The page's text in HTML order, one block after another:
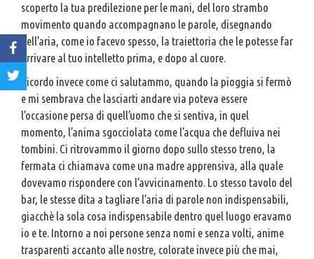
scoperto la tua predilezione per le mani, del loro strambo
movimento quando accompagnano le parole, disegnando
nell’aria, come io facevo spesso, la traiettoria che le potesse far
arrivare al tuo intelletto prima, e dopo al cuore.
Ricordo invece come ci salutammo, quando la pioggia si fermò
e mi sembrava che lasciarti andare via poteva essere
l’occasione persa di quell’uomo che si sentiva, in quel
momento, l’anima sgocciolata come l’acqua che defluiva nei
tombini. Ci ritrovammo il giorno dopo sullo stesso treno, la
fermata ci chiamava come una madre apprensiva, alla quale
dovevamo rispondere con l’avvicinamento. Lo stesso tavolo del
bar, le stesse dita a tagliare l’aria di parole non indispensabili,
giacchè la sola cosa indispensabile dentro quel luogo eravamo
io e te. Intorno a noi persone senza nomi e senza volti, anime
trasparenti accanto alle nostre, colorate invece più che mai,